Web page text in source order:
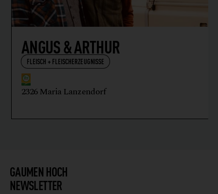
ANGUS & ARTHUR
FLEISCH + FLEISCHERZEUGNISSE
2326 Maria Lanzendorf
GAUMEN HOCH
NEWSLETTER